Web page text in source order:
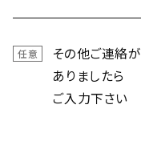
任意
その他ご連絡が
ありましたら
ご入力下さい